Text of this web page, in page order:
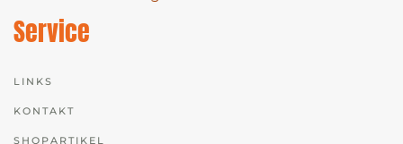
Service
LINKS
KONTAKT
SHOPARTIKEL